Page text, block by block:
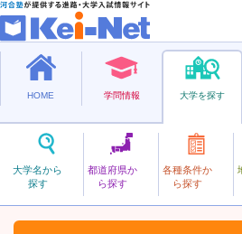
HOME 学問情報 大学を探す
大学名から
探す
都道府県か
ら探す
各種条件か
ら探す
私立
しじょうなわてがくえん
四條畷学園大学